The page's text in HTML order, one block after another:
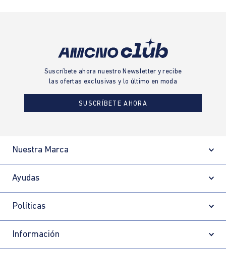
Suscríbete ahora nuestro Newsletter y recibe
las ofertas exclusivas y lo último en moda
SUSCRÍBETE AHORA
Nuestra Marca
Ayudas
Políticas
Información